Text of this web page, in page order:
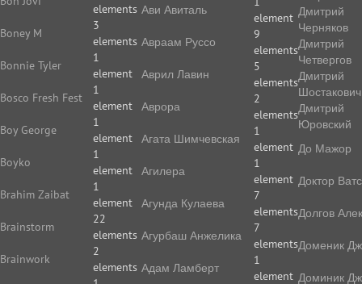
elements
Boney M
3
elements
Bonnie Tyler
1
element
Bosco Fresh Fest
1
element
Boy George
1
element
Boyko
1
element
Brahim Zaibat
1
element
Brainstorm
22
elements
Brainwork
2
elements
Ави Авиталь
element
Авраам Руссо
9
elements
Аврил Лавин
5
elements
Аврора
2
elements
Агата Шимчевская
1
element
Агилера
1
element
Агунда Кулаева
7
elements
Агурбаш Анжелика
7
elements
Адам Ламберт
1
element
Дмитрий
Черняков
Дмитрий
Четвергов
Дмитрий
Шостакович
Дмитрий
Юровский
До Мажор
Доктор
Долгов
Доменик
Доминик